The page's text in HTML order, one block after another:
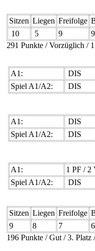
Sitzen Liegen Freifolge
10
5 9
291 Punkte / Vorzüglich /
A1:
DIS
Spiel A1/A2:
DIS
A1:
DIS
Spiel A1/A2:
DIS
A1:
1 PF / 2
Spiel A1/A2:
DIS
Sitzen Liegen Freifolge
9
8 7
6
196 Punkte / Gut / 3. Platz